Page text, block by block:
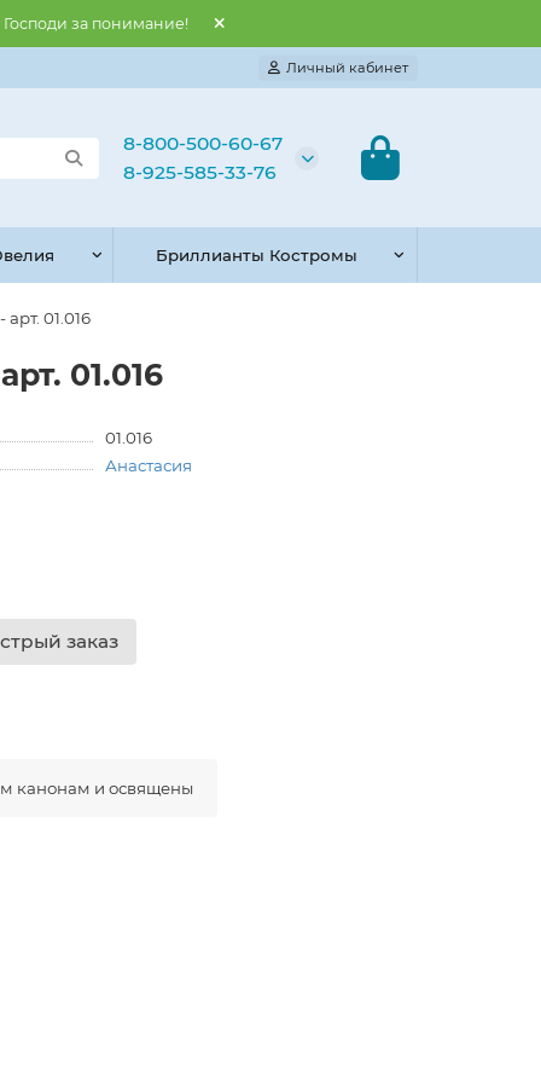
Господи за понимание!
Личный кабинет
8-800-500-60-67
8-925-585-33-76
Бриллианты Костромы
01.016
01.016
01.016
Анастасия
заказ
канонам и освящены